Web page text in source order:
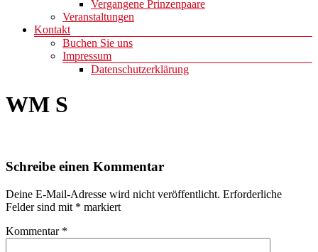
Vergangene Prinzenpaare
Veranstaltungen
Kontakt
Buchen Sie uns
Impressum
Datenschutzerklärung
WM S
Schreibe einen Kommentar
Deine E-Mail-Adresse wird nicht veröffentlicht. Erforderliche
Felder sind mit * markiert
Kommentar *